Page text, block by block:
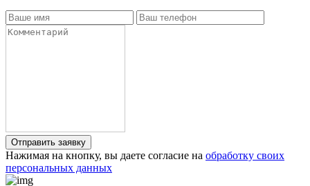
Нажимая на кнопку, вы даете согласие на обработку своих
персональных данных